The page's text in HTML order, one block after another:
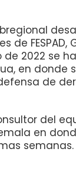
de
de 2022 se
en donde
de
del
en
semanas.